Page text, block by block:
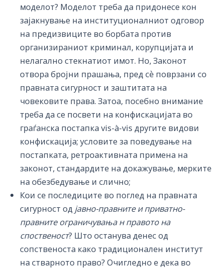
моделот? Моделот треба да придонесе кон
зајакнување на институционалниот одговор
на предизвиците во борбата против
организираниот криминал, корупцијата и
нелагално стекнатиот имот. Но, Законот
отвора бројни прашања, пред сѐ поврзани со
правната сигурност и заштитата на
човековите права. Затоа, посебно внимание
треба да се посвети на конфискацијата во
граѓанска постапка vis-à-vis другите видови
конфискација; условите за поведување на
постапката, ретроактивната примена на
законот, стандардите на докажување, мерките
на обезбедување и слично;
Кои се последиците во поглед на правната
сигурност од јавно-правните и приватно-
правните ограничувања н правото на
споственост? Што останува денес од
сопственоста како традиционален институт
на стварното право? Очигледно е дека во